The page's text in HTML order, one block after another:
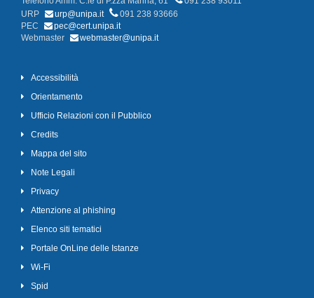
URP
urp@unipa.it
091 238 93666
PEC
pec@cert.unipa.it
Webmaster
webmaster@unipa.it
Accessibilità
Orientamento
Ufficio Relazioni con il Pubblico
Credits
Mappa del sito
Note Legali
Privacy
Attenzione al phishing
Elenco siti tematici
Portale OnLine delle Istanze
Wi-Fi
Spid